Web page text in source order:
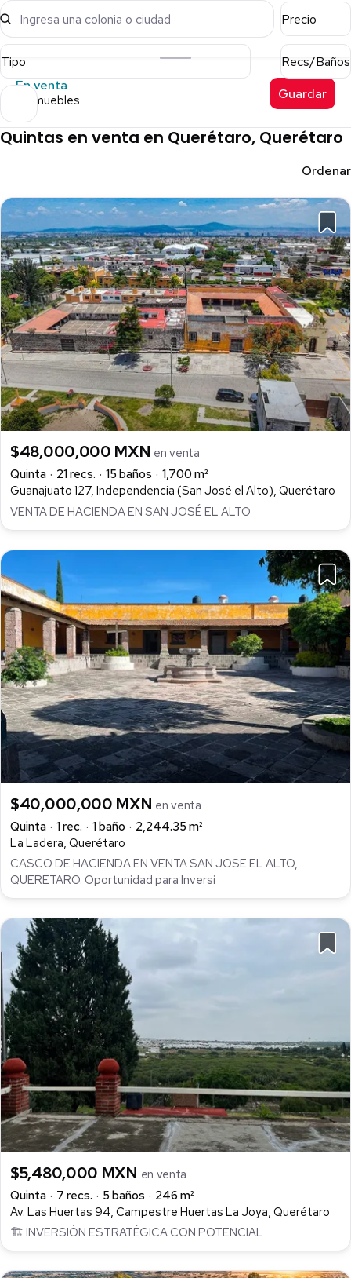
Ingresa una colonia o ciudad Precio
Tipo
Recs/Baños
En venta
5 inmuebles Guardar
Quintas en venta en Querétaro, Querétaro
Ordenar
$48,000,000 MXN en venta
Quinta
21 recs. 15 baños
1,700 m²
Guanajuato 127, Independencia (San José el Alto), Querétaro
VENTA DE HACIENDA EN SAN JOSÉ EL ALTO
$40,000,000 MXN en venta
Quinta
1 rec. 1 baño
2,244.35 m²
La Ladera, Querétaro
CASCO DE HACIENDA EN VENTA SAN JOSE EL ALTO,
QUERETARO. Oportunidad para Inversi
$5,480,000 MXN en venta
Quinta
7 recs. 5 baños
246 m²
Av. Las Huertas 94, Campestre Huertas La Joya, Querétaro
🏗️ INVERSIÓN ESTRATÉGICA CON POTENCIAL